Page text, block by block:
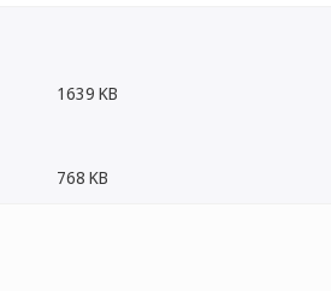
1639 KB
768 KB